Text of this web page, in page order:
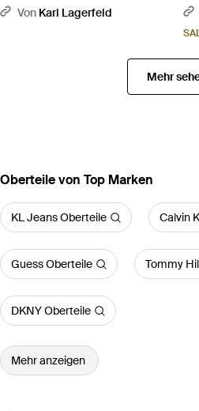
Damen, Größe - Schwarz
Von Karl Lagerfeld
Mehr
Oberteile von Top Marken
KL Jeans Oberteile Calvin
Guess Oberteile Tommy
DKNY Oberteile
Mehr anzeigen